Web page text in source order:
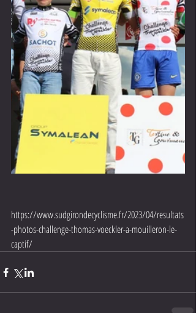
https://www.sudgirondecyclisme.fr/2023/04/resultats
-photos-challenge-thomas-voeckler-a-mouilleron-le-
captif/